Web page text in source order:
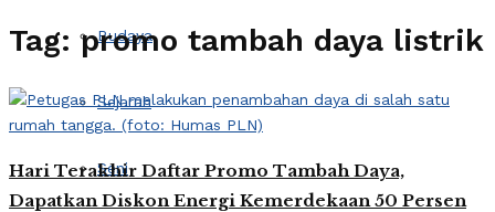
Budaya
Sejarah
Seni
Tag:promo tambah daya listrik
Hari Terakhir Daftar Promo Tambah Daya,
Dapatkan Diskon Energi Kemerdekaan 50 Persen